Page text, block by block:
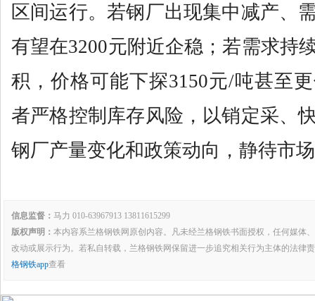
区间运行。若钢厂出现集中减产、
有望在3200元附近企稳；若需求持
积，价格可能下探3150元/吨甚至
者严格控制库存风险，以销定采、
钢厂产量变化和政策动向，静待市
信息监督： 马力 010-63967913 13811615299
版权声明： 本内容系兰格钢铁网原创内容。凡未经兰格钢铁书面授权，任何媒体
改动或展示行为。若私自转载，兰格钢铁网保留进一步追究相关行为主体的法律
格钢铁app查看